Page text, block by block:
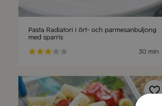
Pasta Radiatori i ört- och parmesanbuljong
med sparris
30 min